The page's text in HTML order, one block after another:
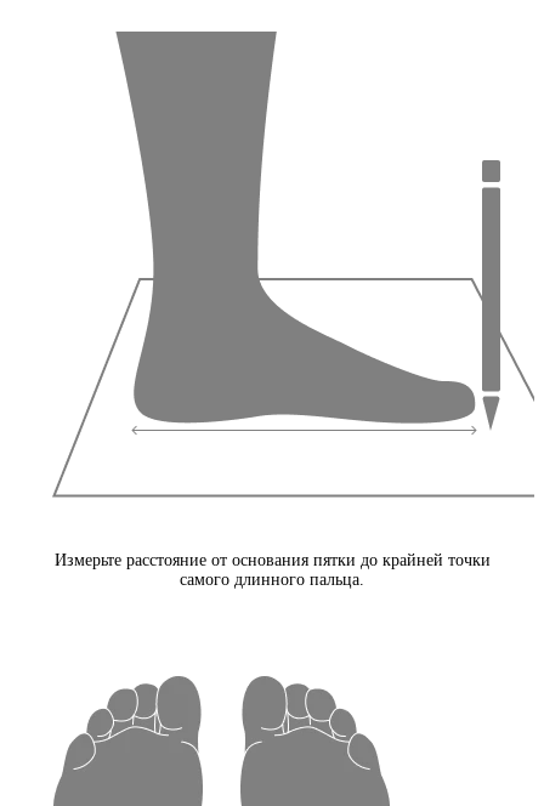
Измерьте расстояние от основания пятки до крайней точки
самого длинного пальца.